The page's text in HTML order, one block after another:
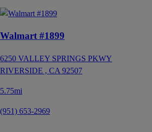
Walmart #1899
6250 VALLEY SPRINGS PKWY
RIVERSIDE , CA 92507
5.75mi
(951) 653-2969